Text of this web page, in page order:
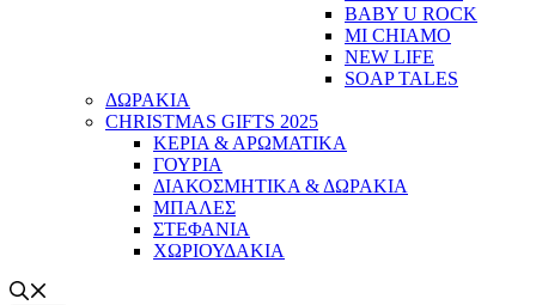
BABY U ROCK
MI CHIAMO
NEW LIFE
SOAP TALES
ΔΩΡΑΚΙΑ
CHRISTMAS GIFTS 2025
ΚΕΡΙΑ & ΑΡΩΜΑΤΙΚΑ
ΓΟΥΡΙΑ
ΔΙΑΚΟΣΜΗΤΙΚΑ & ΔΩΡΑΚΙΑ
ΜΠΑΛΕΣ
ΣΤΕΦΑΝΙΑ
ΧΩΡΙΟΥΔΑΚΙΑ